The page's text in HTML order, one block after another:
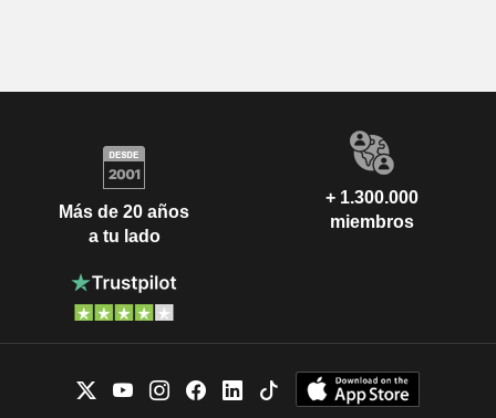
Más de 20 años
a tu lado
+ 1.300.000
miembros